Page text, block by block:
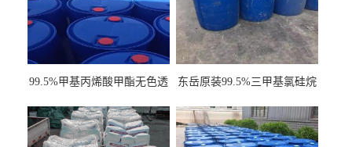
99.5%甲基丙烯酸甲酯无色透
东岳原装99.5%三甲基氯硅烷